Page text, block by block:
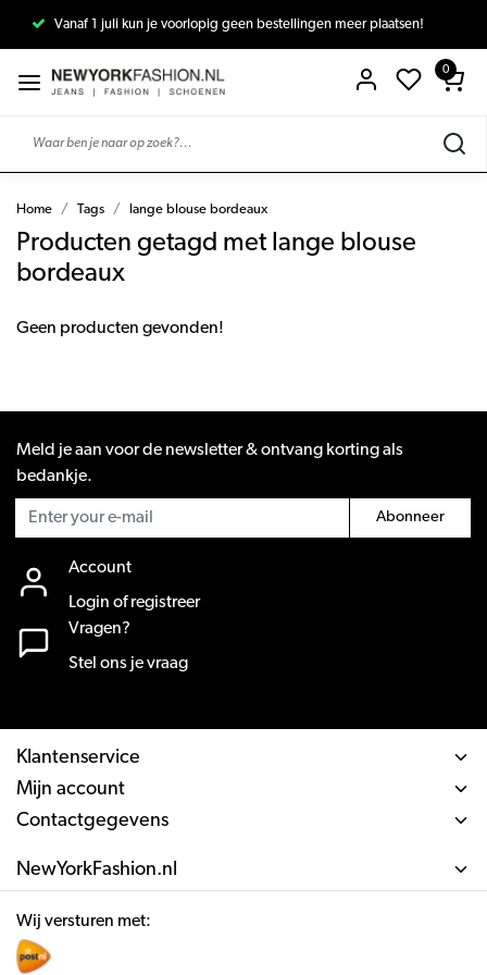
Vanaf 1 juli kun je voorlopig geen bestellingen meer plaatsen!
0
Home Tags lange blouse bordeaux
Producten getagd met lange blouse
bordeaux
Geen producten gevonden!
Meld je aan voor de newsletter & ontvang korting als
bedankje.
Abonneer
Account
Login of registreer
Vragen?
Stel ons je vraag
Klantenservice
Mijn account
Contactgegevens
NewYorkFashion.nl
Wij versturen met: